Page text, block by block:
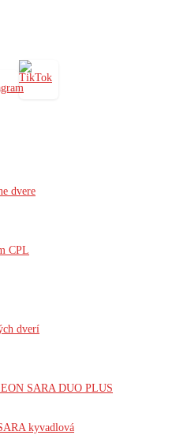
dvere
CPL
dverí
SARA DUO PLUS
kyvadlová